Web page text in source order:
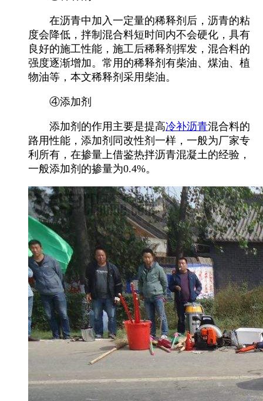
在沥青中加入一定量的稀释剂后，沥青的粘
度会降低，拌制混合料短时间内不会硬化，具有
良好的施工性能，施工后稀释剂挥发，混合料的
强度逐渐增加。常用的稀释剂有柴油、煤油、植
物油等，本文稀释剂采用柴油。
④添加剂
添加剂的作用主要是提高冷补沥青混合料的
路用性能，添加剂同改性剂一样，一般为厂家专
利所有，在掺量上借鉴热拌沥青混凝土的经验，
一般添加剂的掺量为0.4%。